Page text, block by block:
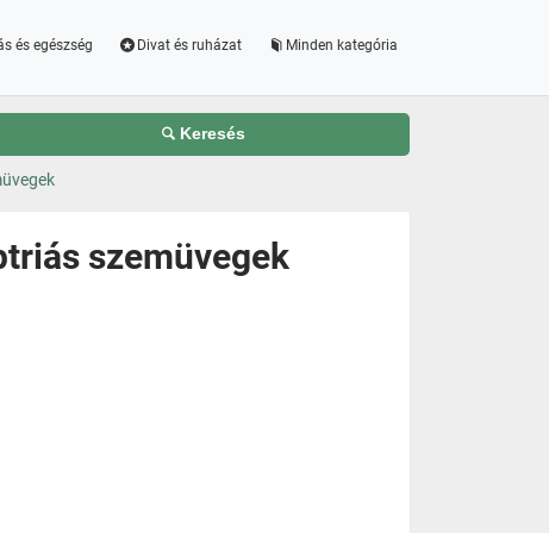
és egészség Divat és ruházat Minden kategória
Keresés
szemüvegek